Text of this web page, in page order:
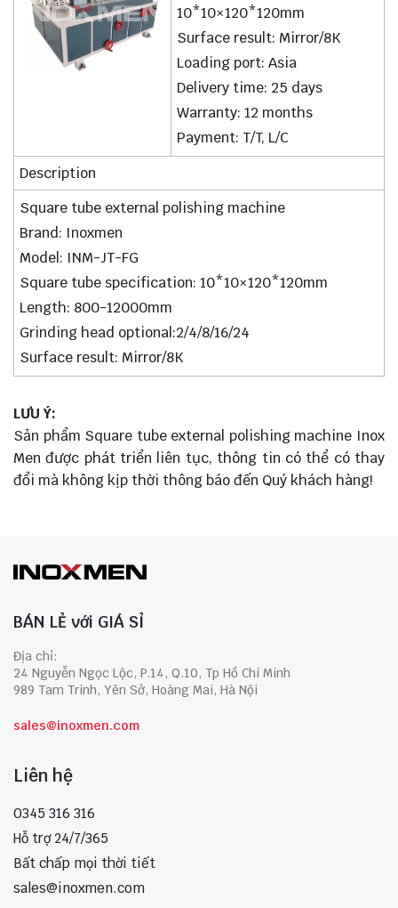
10*10×120*120mm
Surface result: Mirror/8K
Loading port: Asia
Delivery time: 25 days
Warranty: 12 months
Payment: T/T, L/C
Description
Square tube external polishing machine
Brand: Inoxmen
Model: INM-JT-FG
Square tube specification: 10*10×120*120mm
Length: 800-12000mm
Grinding head optional:2/4/8/16/24
Surface result: Mirror/8K
LƯU Ý:
Sản phẩm Square tube external polishing machine Inox
Men được phát triển liên tục, thông tin có thể có thay
đổi mà không kịp thời thông báo đến Quý khách hàng!
BÁN LẺ với GIÁ SỈ
Địa chỉ:
24 Nguyễn Ngọc Lộc, P.14, Q.10, Tp Hồ Chí Minh
989 Tam Trinh, Yên Sở, Hoàng Mai, Hà Nội
sales@inoxmen.com
Liên hệ
0345 316 316
Hỗ trợ 24/7/365
Bất chấp mọi thời tiết
sales@inoxmen.com